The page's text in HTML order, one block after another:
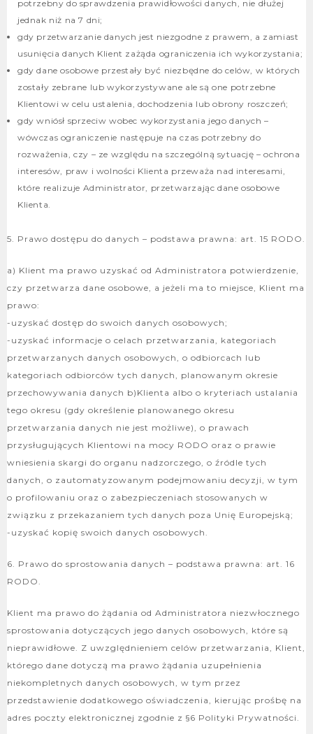
potrzebny do sprawdzenia prawidłowości danych, nie dłużej
jednak niż na 7 dni;
gdy przetwarzanie danych jest niezgodne z prawem, a zamiast
usunięcia danych Klient zażąda ograniczenia ich wykorzystania;
gdy dane osobowe przestały być niezbędne do celów, w których
zostały zebrane lub wykorzystywane ale są one potrzebne
Klientowi w celu ustalenia, dochodzenia lub obrony roszczeń;
gdy wniósł sprzeciw wobec wykorzystania jego danych –
wówczas ograniczenie następuje na czas potrzebny do
rozważenia, czy – ze względu na szczególną sytuację – ochrona
interesów, praw i wolności Klienta przeważa nad interesami,
które realizuje Administrator, przetwarzając dane osobowe
Klienta.
5. Prawo dostępu do danych – podstawa prawna: art. 15 RODO.
a) Klient ma prawo uzyskać od Administratora potwierdzenie,
czy przetwarza dane osobowe, a jeżeli ma to miejsce, Klient ma
prawo:
-uzyskać dostęp do swoich danych osobowych;
-uzyskać informacje o celach przetwarzania, kategoriach
przetwarzanych danych osobowych, o odbiorcach lub
kategoriach odbiorców tych danych, planowanym okresie
przechowywania danych b)Klienta albo o kryteriach ustalania
tego okresu (gdy określenie planowanego okresu
przetwarzania danych nie jest możliwe), o prawach
przysługujących Klientowi na mocy RODO oraz o prawie
wniesienia skargi do organu nadzorczego, o źródle tych
danych, o zautomatyzowanym podejmowaniu decyzji, w tym
o profilowaniu oraz o zabezpieczeniach stosowanych w
związku z przekazaniem tych danych poza Unię Europejską;
-uzyskać kopię swoich danych osobowych.
6. Prawo do sprostowania danych – podstawa prawna: art. 16
RODO.
Klient ma prawo do żądania od Administratora niezwłocznego
sprostowania dotyczących jego danych osobowych, które są
nieprawidłowe. Z uwzględnieniem celów przetwarzania, Klient,
którego dane dotyczą ma prawo żądania uzupełnienia
niekompletnych danych osobowych, w tym przez
przedstawienie dodatkowego oświadczenia, kierując prośbę na
adres poczty elektronicznej zgodnie z §6 Polityki Prywatności.